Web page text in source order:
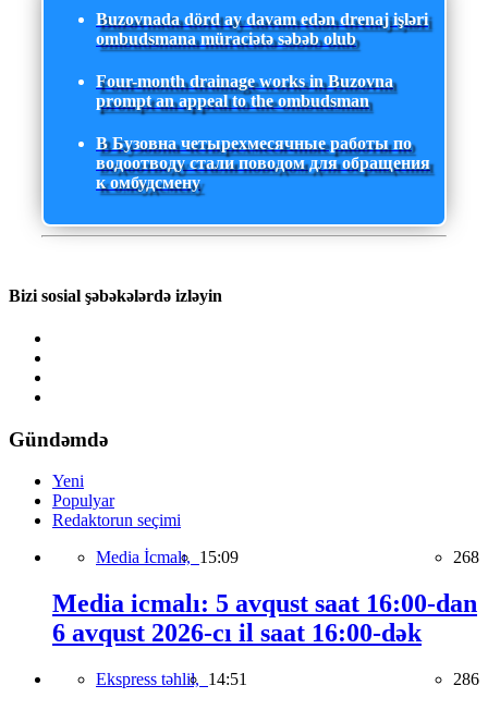
Buzovnada dörd ay davam edən drenaj işləri
ombudsmana müraciətə səbəb olub
Four-month drainage works in Buzovna
prompt an appeal to the ombudsman
В Бузовна четырехмесячные работы по
водоотводу стали поводом для обращения
к омбудсмену
Bizi sosial şəbəkələrdə izləyin
Gündəmdə
Yeni
Populyar
Redaktorun seçimi
Media İcmalı, 15:09 268
Media icmalı: 5 avqust saat 16:00-dan
6 avqust 2026-cı il saat 16:00-dək
Ekspress təhlil, 14:51 286